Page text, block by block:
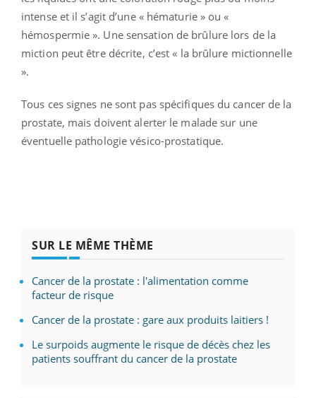
intense et il s’agit d’une « hématurie » ou «
hémospermie ». Une sensation de brûlure lors de la
miction peut être décrite, c’est « la brûlure mictionnelle
».
Tous ces signes ne sont pas spécifiques du cancer de la
prostate, mais doivent alerter le malade sur une
éventuelle pathologie vésico-prostatique.
SUR LE MÊME THÈME
Cancer de la prostate : l'alimentation comme
facteur de risque
Cancer de la prostate : gare aux produits laitiers !
Le surpoids augmente le risque de décès chez les
patients souffrant du cancer de la prostate